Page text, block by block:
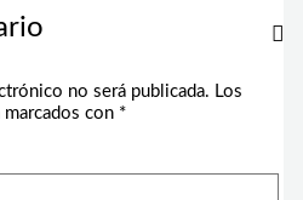
no será publicada. Los
con *